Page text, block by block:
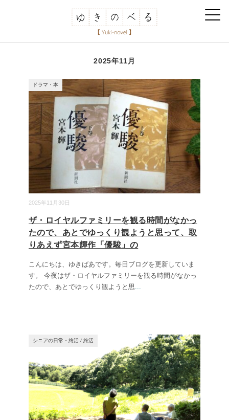
2025年11月
2025年11月30日
ドラマ・本
ザ・ロイヤルファミリーを観る時間がなかっ
たので、あとでゆっくり観ようと思って、取
りあえず宮本輝作「優駿」の
こんにちは、ゆきばあです。毎日ブログを更新していま
す。 今夜はザ・ロイヤルファミリーを観る時間がなかっ
たので、あとでゆっくり観ようと思...
シニアの日常・終活 / 終活